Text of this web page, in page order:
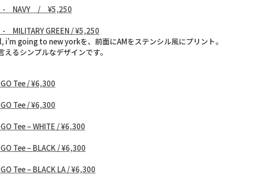
- NAVY / ¥5,250
MILITARY GREEN / ¥5,250
going to new yorkを、前面にAMをステンシル風にプリント。
えるシンプルなデザインです。
Tee / ¥6,300
Tee / ¥6,300
Tee – WHITE / ¥6,300
Tee – BLACK / ¥6,300
Tee – BLACK LA / ¥6,300